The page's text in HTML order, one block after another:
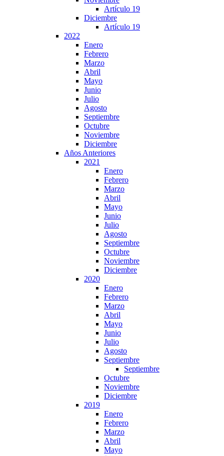
Artículo 19
Diciembre
Artículo 19
2022
Enero
Febrero
Marzo
Abril
Mayo
Junio
Julio
Agosto
Septiembre
Octubre
Noviembre
Diciembre
Años Anteriores
2021
Enero
Febrero
Marzo
Abril
Mayo
Junio
Julio
Agosto
Septiembre
Octubre
Noviembre
Diciembre
2020
Enero
Febrero
Marzo
Abril
Mayo
Junio
Julio
Agosto
Septiembre
Septiembre
Octubre
Noviembre
Diciembre
2019
Enero
Febrero
Marzo
Abril
Mayo